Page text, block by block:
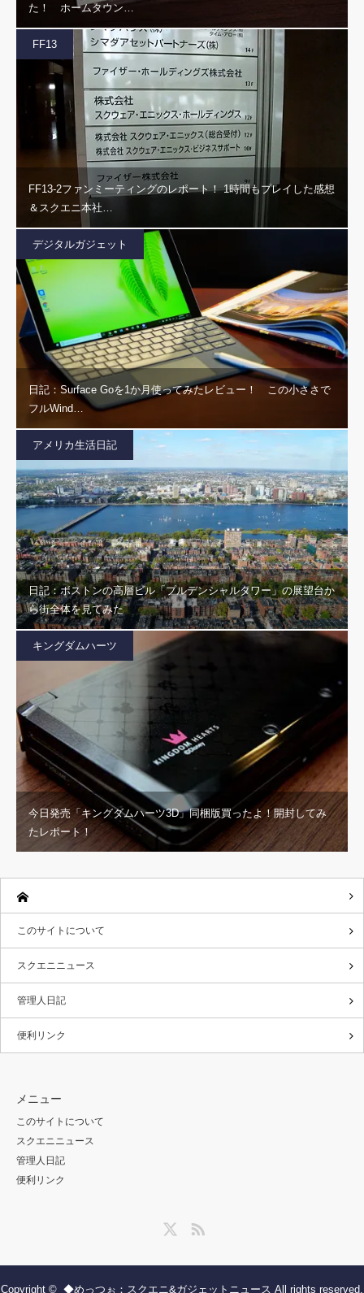
た！ ホームタウン…
FF13
FF13-2ファンミーティングのレポート！ 1時間もプレイした感想
＆スクエニ本社…
デジタルガジェット
日記：Surface Goを1か月使ってみたレビュー！ この小ささで
フルWind…
アメリカ生活日記
日記：ボストンの高層ビル「プルデンシャルタワー」の展望台か
ら街全体を見てみた
キングダムハーツ
今日発売「キングダムハーツ3D」同梱版買ったよ！開封してみ
たレポート！
このサイトについて
スクエニニュース
管理人日記
便利リンク
メニュー
このサイトについて
スクエニニュース
管理人日記
便利リンク
Copyright © ◆めっつぉ：スクエニ&ガジェットニュース All rights reserved.